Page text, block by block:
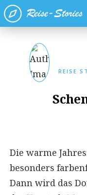
REISE
Die warme
besonders
Dann wird das